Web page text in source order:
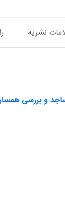
نشریه
و بررسی